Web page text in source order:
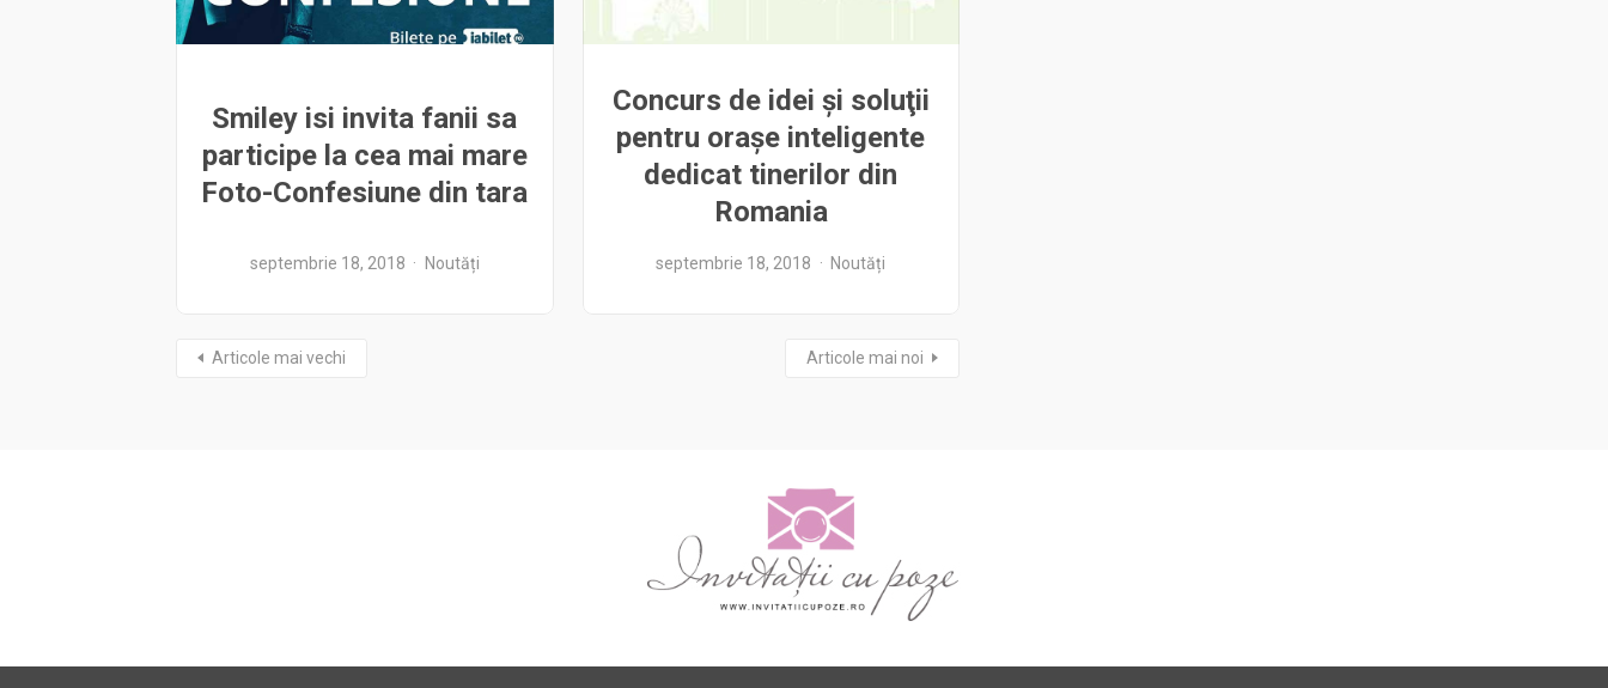
Smiley isi invita fanii sa
participe la cea mai mare
Foto-Confesiune din tara
septembrie 18, 2018 Noutăți
Concurs de idei şi soluţii
pentru oraşe inteligente
dedicat tinerilor din
Romania
septembrie 18, 2018 Noutăți
Articole mai vechi Articole mai noi